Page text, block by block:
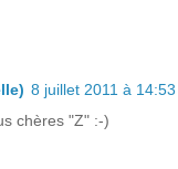
8 juillet 2011 à 14:53
chères "Z" :-)